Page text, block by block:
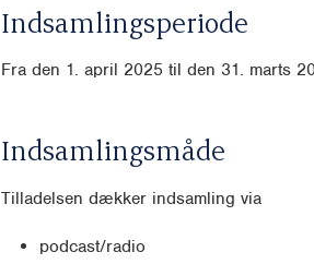
Indsamlingsperiode
Fra den 1. april 2025 til den 31. marts
Indsamlingsmåde
Tilladelsen dækker indsamling via
podcast/radio